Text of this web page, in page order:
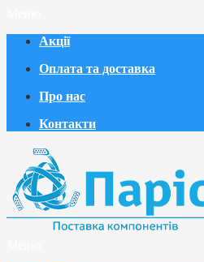
Акції
Оплата та доставка
Про нас
Контакти